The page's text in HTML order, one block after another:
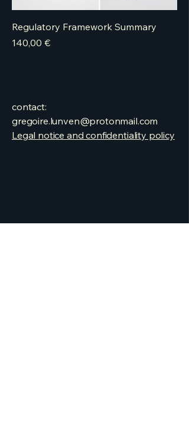
Regulatory Framework Summary
Price
140,00 €
contact:
gregoire.lunven@protonmail.com
Legal notice and confidentiality policy